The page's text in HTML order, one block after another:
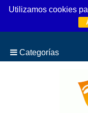
Utilizamos cookies
Categorías